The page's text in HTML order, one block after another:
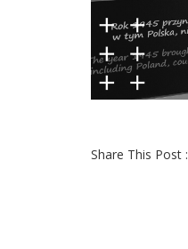
Share This Post :